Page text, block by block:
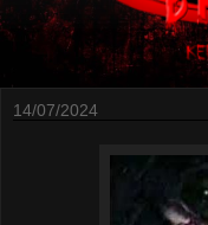
14/07/2024